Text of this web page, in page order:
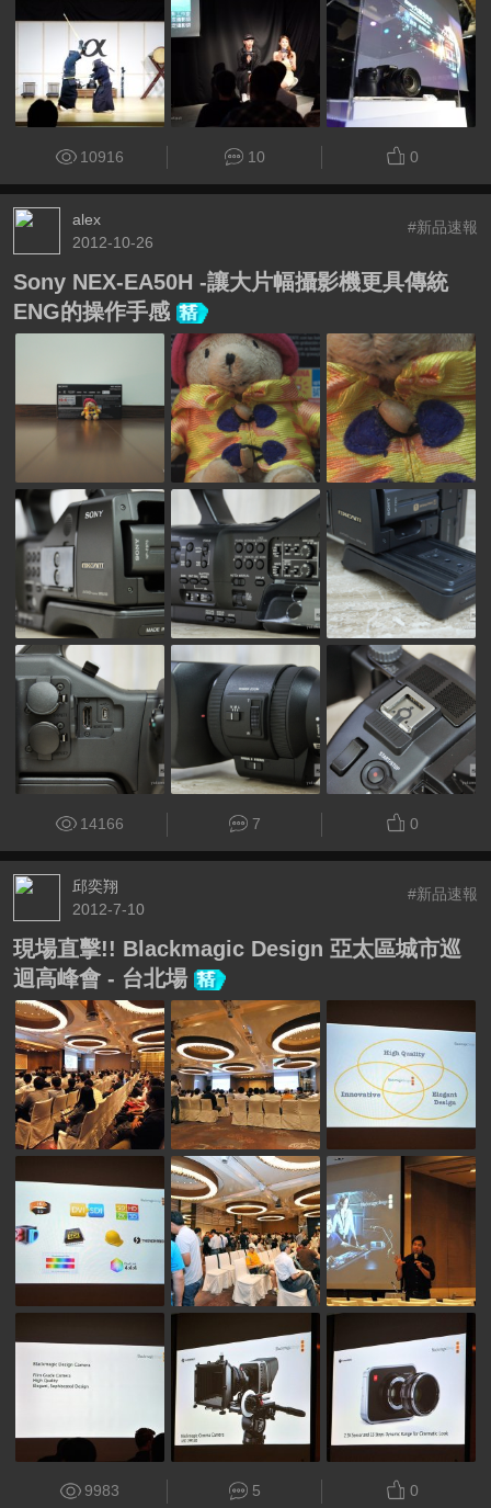
10916 10 0
alex
2012-10-26
#新品速報
Sony NEX-EA50H -讓大片幅攝影機更具傳統
ENG的操作手感
14166 7 0
邱奕翔
2012-7-10
#新品速報
現場直擊!! Blackmagic Design 亞太區城市巡
迴高峰會 - 台北場
9983 5 0